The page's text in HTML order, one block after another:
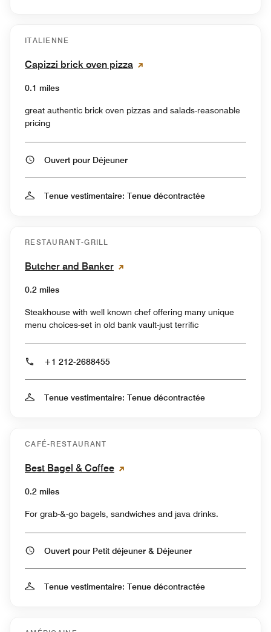
ITALIENNE
Capizzi brick oven pizza
0.1 miles
great authentic brick oven pizzas and salads-reasonable
pricing
Ouvert pour Déjeuner
Tenue vestimentaire: Tenue décontractée
RESTAURANT-GRILL
Butcher and Banker
0.2 miles
Steakhouse with well known chef offering many unique
menu choices-set in old bank vault-just terrific
+1 212-2688455
Tenue vestimentaire: Tenue décontractée
CAFÉ-RESTAURANT
Best Bagel & Coffee
0.2 miles
For grab-&-go bagels, sandwiches and java drinks.
Ouvert pour Petit déjeuner & Déjeuner
Tenue vestimentaire: Tenue décontractée